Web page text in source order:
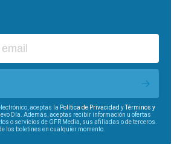
aceptas la Política de Privacidad yTérminos y
Día. Además, aceptas recibir información u ofertas
o servicios de GFR Media, sus afiliadas o de terceros.
los boletines en cualquier momento.